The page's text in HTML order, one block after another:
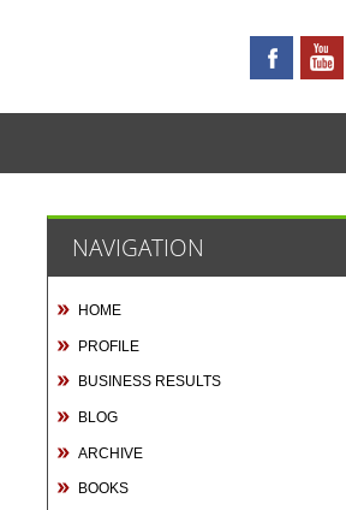
NAVIGATION
HOME
PROFILE
BUSINESS RESULTS
BLOG
ARCHIVE
BOOKS